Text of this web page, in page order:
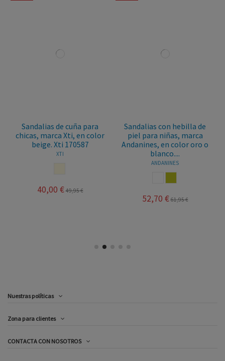
Sandalias de cuña para
chicas, marca Xti, en color
beige. Xti 170587
XTI
40,00 € 49,95 €
Sandalias con hebilla de
piel para niñas, marca
Andanines, en color oro o
blanco....
ANDANINES
52,70 € 61,95 €
Nuestras políticas
Zona para clientes
CONTACTA CON NOSOTROS